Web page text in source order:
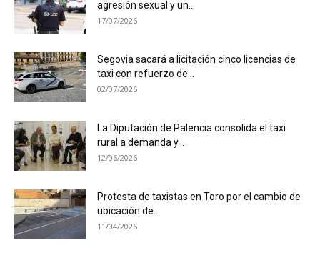
agresión sexual y un...
17/07/2026
Segovia sacará a licitación cinco licencias de
taxi con refuerzo de...
02/07/2026
La Diputación de Palencia consolida el taxi
rural a demanda y...
12/06/2026
Protesta de taxistas en Toro por el cambio de
ubicación de...
11/04/2026